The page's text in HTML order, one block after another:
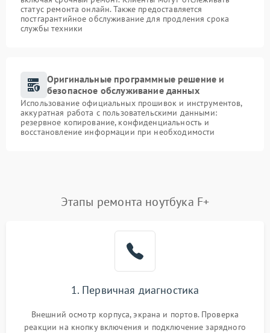
статус ремонта онлайн. Также предоставляется
постгарантийное обслуживание для продления срока
службы техники
Оригинальные программные решение и
безопасное обслуживание данных
Использование официальных прошивок и инструментов,
аккуратная работа с пользовательскими данными:
резервное копирование, конфиденциальность и
восстановление информации при необходимости
Этапы ремонта ноутбука F+
1. Первичная диагностика
Внешний осмотр корпуса, экрана и портов. Проверка
реакции на кнопку включения и подключение зарядного